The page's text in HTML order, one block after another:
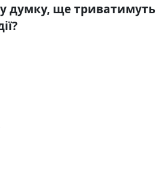
думку, ще триватимуть